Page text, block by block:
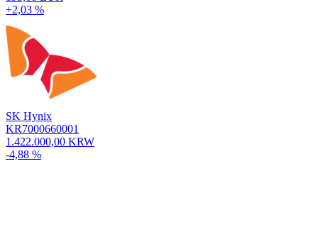
+2,03 %
SK Hynix
KR7000660001
1.422.000,00 KRW
-4,88 %